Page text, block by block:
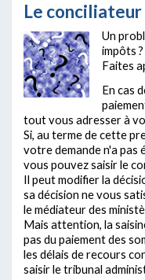
Le conciliateur
Un
impôts ?
Faites
En cas
tout vous adresser à
Si, au terme de cette
votre demande n'a
vous pouvez saisir le
Il peut modifier la
sa décision ne vous
le médiateur des
Mais attention, la
pas du paiement des
les délais de recours
saisir le tribunal